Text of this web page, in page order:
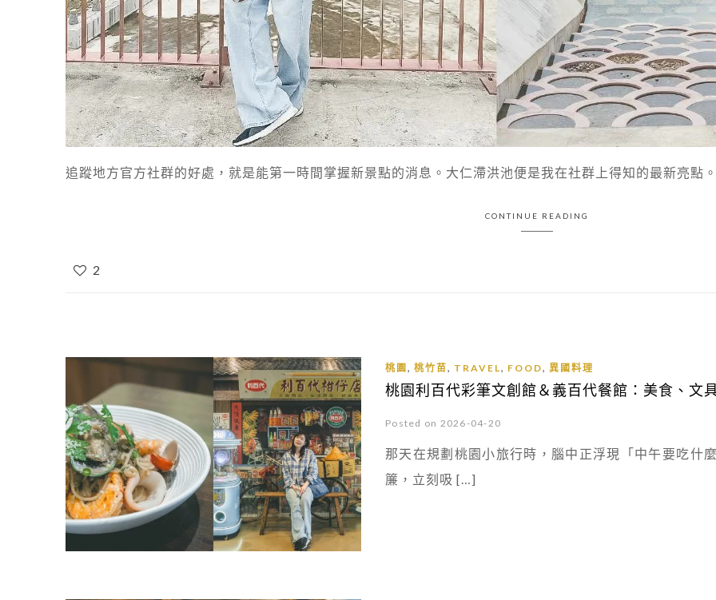
追蹤地方官方社群的好處，就是能第一時間掌握新景點的消息。大仁滯洪池便是我在社群上得知的最新亮點
CONTINUE READING
2
桃園 , 桃竹苗, TRAVEL, FOOD, 異國料理
桃園利百代彩筆文創館＆義百代餐館：美食、文
Posted on 2026-04-20
那天在規劃桃園小旅行時，腦中正浮現「中午要吃什
簾，立刻吸 […]